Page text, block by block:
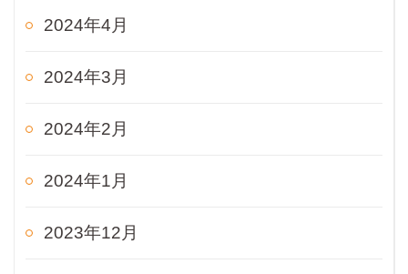
2024年4月
2024年3月
2024年2月
2024年1月
2023年12月